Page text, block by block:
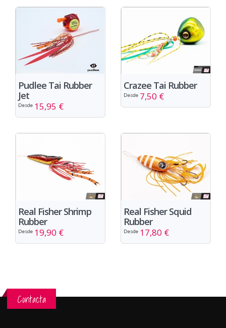
Pudlee Tai Rubber
Jet
Desde 15,95 €
Crazee Tai Rubber
Desde 7,50 €
Real Fisher Shrimp
Rubber
Desde 19,90 €
Real Fisher Squid
Rubber
Desde 17,80 €
Contacta